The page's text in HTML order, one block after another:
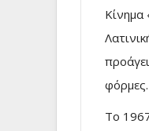
Κίνημα
φόρμες.
Το